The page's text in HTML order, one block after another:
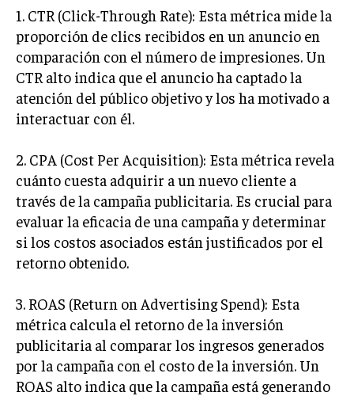
EMPRENDIMIENTO
PLANIFICACIÓN EMPRESARIAL
FINANZAS
FINANZAS Y CONTABILIDAD
INVERSIONES Y MERCADOS FINANCIEROS
CONTABILIDAD EMPRESARIAL
ECONOMÍA EMPRESARIAL
COMERCIO INTERNACIONAL
EXPANSIÓN GLOBAL
IMPORTACIÓN Y EXPORTACIÓN
1. CTR (Click-Through Rate): Esta métrica mide la
proporción de clics recibidos en un anuncio en
comparación con el número de impresiones. Un
CTR alto indica que el anuncio ha captado la
atención del público objetivo y los ha motivado a
interactuar con él.
2. CPA (Cost Per Acquisition): Esta métrica revela
cuánto cuesta adquirir a un nuevo cliente a
través de la campaña publicitaria. Es crucial para
evaluar la eficacia de una campaña y determinar
si los costos asociados están justificados por el
retorno obtenido.
3. ROAS (Return on Advertising Spend): Esta
métrica calcula el retorno de la inversión
publicitaria al comparar los ingresos generados
por la campaña con el costo de la inversión. Un
ROAS alto indica que la campaña está generando